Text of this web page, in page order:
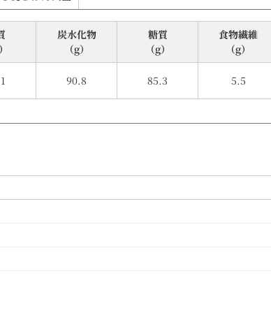
炭⽔化物
（g）
90.8
糖質
（g）
85.3
食物繊維
（g）
5.5